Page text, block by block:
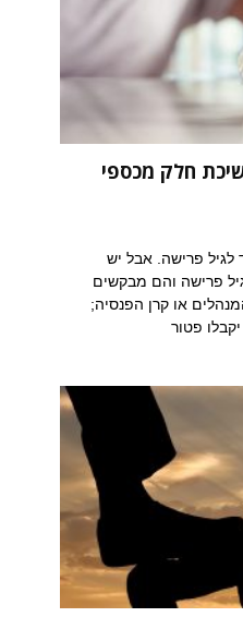
חלק מכספי
לגיל פרישה. אבל יש
פרישה והם מבקשים
או קרן הפנסיה;
פטור